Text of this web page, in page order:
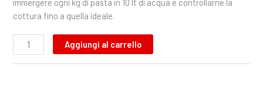
immergere ogni kg di pasta in 10 lt di acqua e controllarne la
cottura fino a quella ideale.
Aggiungi al carrello